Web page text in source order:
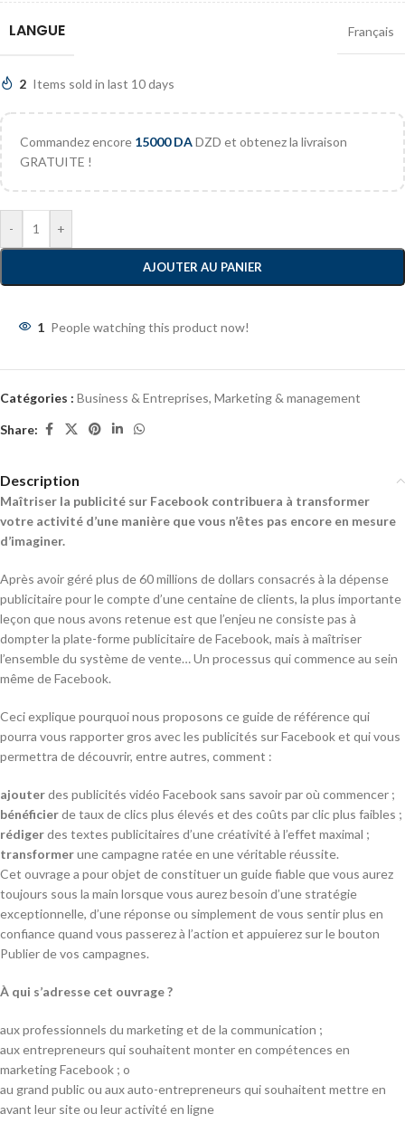
LANGUE Français
2 Items sold in last 10 days
Commandez encore 15000DADZD et obtenez la livraison
GRATUITE !
- +
AJOUTER AU PANIER
1 People watching this product now!
Catégories : Business & Entreprises, Marketing & management
Share:
Description
Maîtriser la publicité sur Facebook contribuera à transformer
votre activité d’une manière que vous n’êtes pas encore en mesure
d’imaginer.
Après avoir géré plus de 60 millions de dollars consacrés à la dépense
publicitaire pour le compte d’une centaine de clients, la plus importante
leçon que nous avons retenue est que l’enjeu ne consiste pas à
dompter la plate-forme publicitaire de Facebook, mais à maîtriser
l’ensemble du système de vente… Un processus qui commence au sein
même de Facebook.
Ceci explique pourquoi nous proposons ce guide de référence qui
pourra vous rapporter gros avec les publicités sur Facebook et qui vous
permettra de découvrir, entre autres, comment :
ajouterdes publicités vidéo Facebook sans savoir par où commencer ;
bénéficierde taux de clics plus élevés et des coûts par clic plus faibles ;
rédigerdes textes publicitaires d’une créativité à l’effet maximal ;
transformerune campagne ratée en une véritable réussite.
Cet ouvrage a pour objet de constituer un guide fiable que vous aurez
toujours sous la main lorsque vous aurez besoin d’une stratégie
exceptionnelle, d’une réponse ou simplement de vous sentir plus en
confiance quand vous passerez à l’action et appuierez sur le bouton
Publier de vos campagnes.
À qui s’adresse cet ouvrage ?
aux professionnels du marketing et de la communication ;
aux entrepreneurs qui souhaitent monter en compétences en
marketing Facebook ; o
au grand public ou aux auto-entrepreneurs qui souhaitent mettre en
avant leur site ou leur activité en ligne